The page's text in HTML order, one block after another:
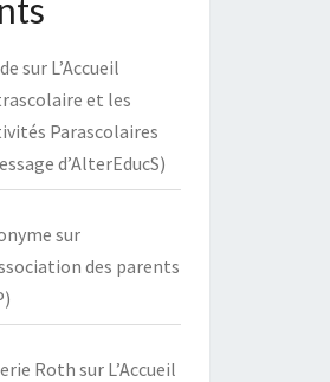
sur L’Accueil
et les
Parascolaires
d’AlterEducS)
sur
des parents
Rothsur L’Accueil